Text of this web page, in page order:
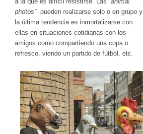
photos”pueden realizarse solo o en grupo y
la última tendencia es inmortalizarse con
ellas en situaciones cotidianas con los
amigos como compartiendo una copa o
refresco, viendo un partido de fútbol, etc.